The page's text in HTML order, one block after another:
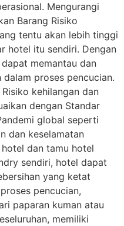
Mengurangi
Barang Risiko
tentu akan lebih tinggi
hotel itu sendiri. Dengan
memantau dan
proses pencucian.
kehilangan dan
dengan Standar
global seperti
dan keselamatan
dan tamu hotel
sendiri, hotel dapat
yang ketat
pencucian,
paparan kuman atau
memiliki